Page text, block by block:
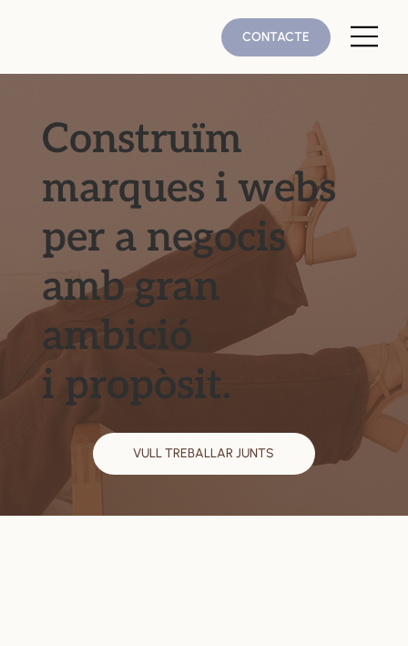
CONTACTE
Construïm
marques i webs
per a negocis
amb gran
ambició
i propòsit.
VULL TREBALLAR JUNTS